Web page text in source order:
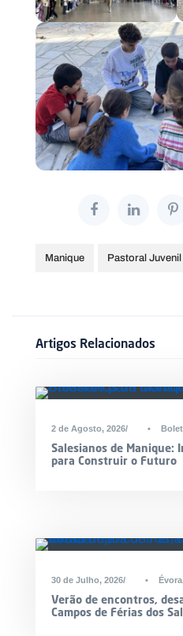
Manique Pastoral Juvenil
Artigos Relacionados
2 de Agosto, 2026 •
Salesianos de Manique:
para Construir o Futuro
30 de Julho, 2026 • Évora
Verão de encontros,
Campos de Férias dos